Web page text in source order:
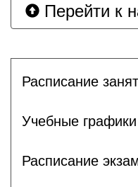
Перейти к
Расписание
Учебные графики
Расписание